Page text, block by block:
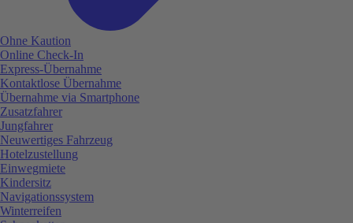
Ohne Kaution
Online Check-In
Express-Übernahme
Kontaktlose Übernahme
Übernahme via Smartphone
Zusatzfahrer
Jungfahrer
Neuwertiges Fahrzeug
Hotelzustellung
Einwegmiete
Kindersitz
Navigationssystem
Winterreifen